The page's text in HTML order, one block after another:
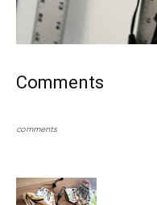
Comments
comments